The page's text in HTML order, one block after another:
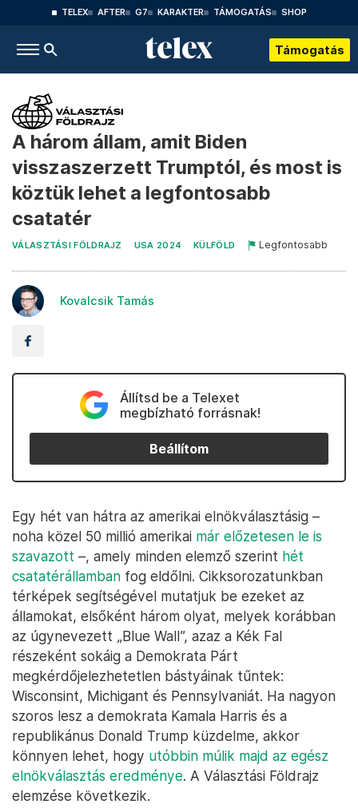
TELEX AFTER G7 KARAKTER TÁMOGATÁS SHOP
Támogatás
A három állam, amit Biden
visszaszerzett Trumptól, és most is
köztük lehet a legfontosabb
csatatér
VÁLASZTÁSI FÖLDRAJZ USA 2024 KÜLFÖLD Legfontosabb
Kovalcsik Tamás
Állítsd be a Telexet
megbízható forrásnak!
Beállítom
Egy hét van hátra az amerikai elnökválasztásig –
noha közel 50 millió amerikai már előzetesen le is
szavazott –, amely minden elemző szerint hét
csatatérállamban fog eldőlni. Cikksorozatunkban
térképek segítségével mutatjuk be ezeket az
államokat, elsőként három olyat, melyek korábban
az úgynevezett „Blue Wall”, azaz a Kék Fal
részeként sokáig a Demokrata Párt
megkérdőjelezhetetlen bástyáinak tűntek:
Wisconsint, Michigant és Pennsylvaniát. Ha nagyon
szoros lesz a demokrata Kamala Harris és a
republikánus Donald Trump küzdelme, akkor
könnyen lehet, hogy utóbbin múlik majd az egész
elnökválasztás eredménye. A Választási Földrajz
elemzése következik.